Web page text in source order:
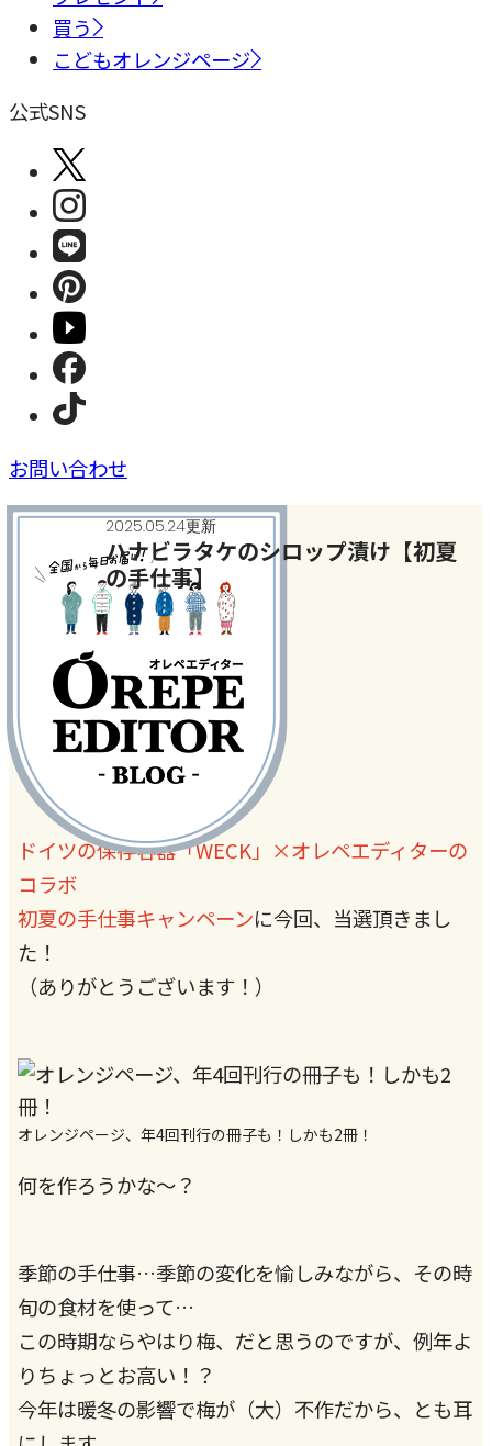
買う
こどもオレンジページ
公式SNS
お問い合わせ
2025.05.24更新
ハナビラタケのシロップ漬け【初夏
の手仕事】
今月のテーマ
#季節の手仕事#食材保存
ドイツの保存容器「WECK」×オレペエディターの
コラボ
初夏の手仕事キャンペーンに今回、当選頂きまし
た！
（ありがとうございます！）
オレンジページ、年4回刊行の冊子も！しかも2冊！
何を作ろうかな〜？
季節の手仕事…季節の変化を愉しみながら、その時
旬の食材を使って…
この時期ならやはり梅、だと思うのですが、例年よ
りちょっとお高い！？
今年は暖冬の影響で梅が（大）不作だから、とも耳